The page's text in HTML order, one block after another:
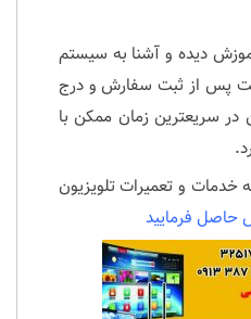
دیده و آشنا به سیستم
پس از ثبت سفارش و درج
سریعترین زمان ممکن با
خدمات و تعمیرات تلویزیون
حاصل فرمایید